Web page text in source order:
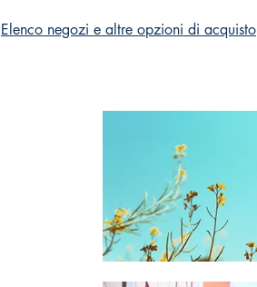
Elenco negozi e altre opzioni di acquisto